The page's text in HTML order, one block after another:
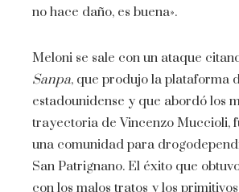
no hace daño, es buena».
Meloni se sale con un ataque
Sanpa, que produjo la plataforma
estadounidense y que abordó los
trayectoria de Vincenzo Muccioli,
una comunidad para
San Patrignano. El éxito que
con los malos tratos y los